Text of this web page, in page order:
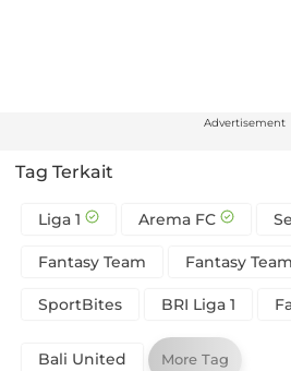
Advertisement
Tag Terkait
Liga 1 Arema FC
Fantasy Team Fantasy
SportBites BRI Liga 1
Bali United More Tag